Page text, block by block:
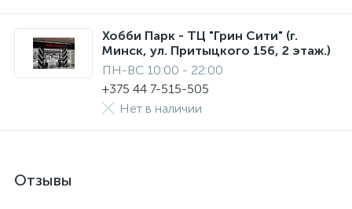
Хобби Парк - ТЦ "Грин Сити" (г.
Минск, ул. Притыцкого 156, 2 этаж.)
ПН-ВС 10:00 - 22:00
+375 44 7-515-505
Нет в наличии
Отзывы